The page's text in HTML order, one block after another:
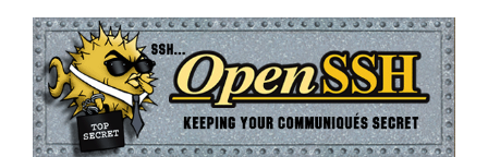
步
延
迟
问
题”